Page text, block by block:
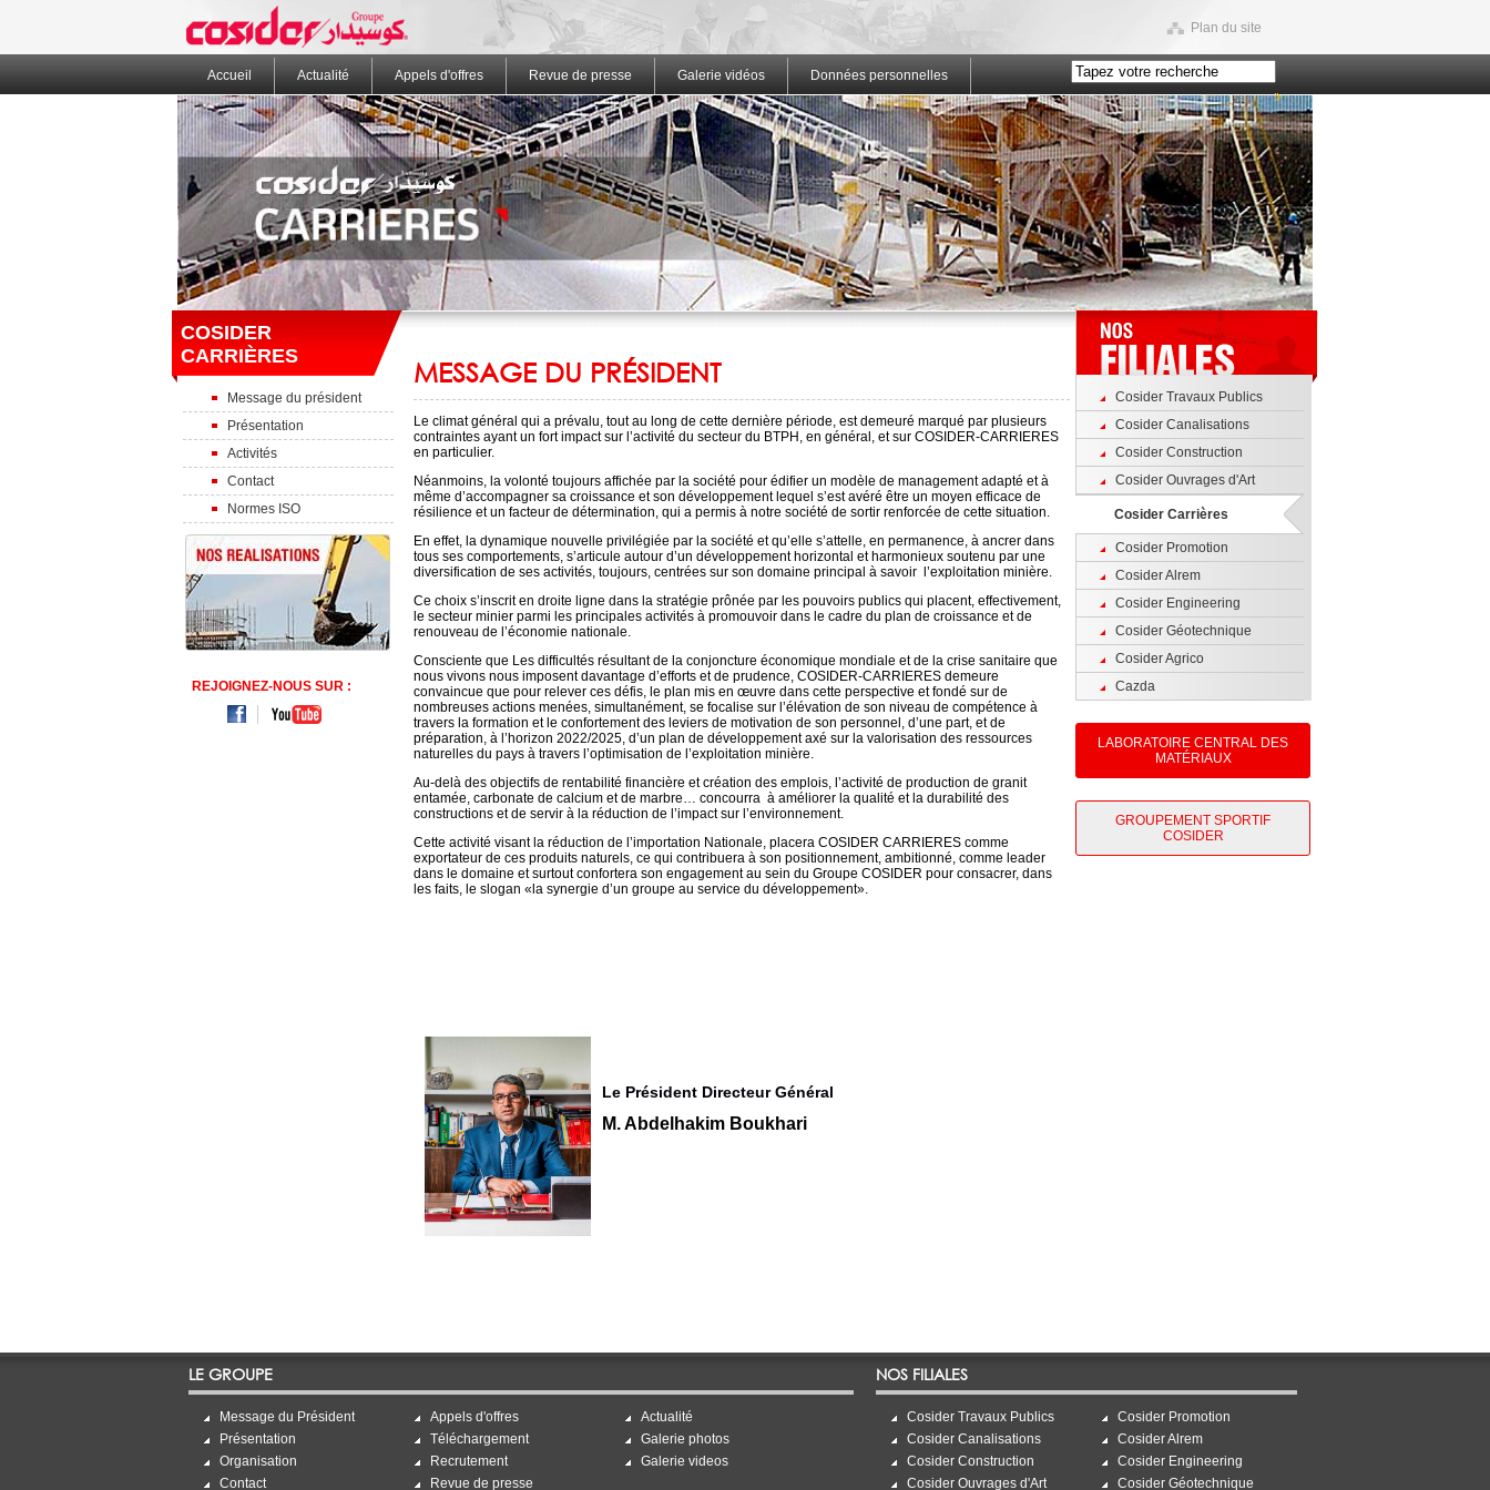
Plan du site
Accueil Actualité Appels d'offres Revue de presse Galerie vidéos Données personnelles
COSIDER
CARRIÈRES
Message du président
Présentation
Activités
Contact
Normes ISO
REJOIGNEZ-NOUS SUR :
MESSAGE DU PRÉSIDENT
Le climat général qui a prévalu, tout au long de cette dernière période, est demeuré marqué par plusieurs
contraintes ayant un fort impact sur l’activité du secteur du BTPH, en général, et sur COSIDER-CARRIERES
en particulier.
Néanmoins, la volonté toujours affichée par la société pour édifier un modèle de management adapté et à
même d’accompagner sa croissance et son développement lequel s’est avéré être un moyen efficace de
résilience et un facteur de détermination, qui a permis à notre société de sortir renforcée de cette situation.
En effet, la dynamique nouvelle privilégiée par la société et qu’elle s’attelle, en permanence, à ancrer dans
tous ses comportements, s’articule autour d’un développement horizontal et harmonieux soutenu par une
diversification de ses activités, toujours, centrées sur son domaine principal à savoir l’exploitation minière.
Ce choix s’inscrit en droite ligne dans la stratégie prônée par les pouvoirs publics qui placent, effectivement,
le secteur minier parmi les principales activités à promouvoir dans le cadre du plan de croissance et de
renouveau de l’économie nationale.
Consciente que Les difficultés résultant de la conjoncture économique mondiale et de la crise sanitaire que
nous vivons nous imposent davantage d’efforts et de prudence, COSIDER-CARRIERES demeure
convaincue que pour relever ces défis, le plan mis en œuvre dans cette perspective et fondé sur de
nombreuses actions menées, simultanément, se focalise sur l’élévation de son niveau de compétence à
travers la formation et le confortement des leviers de motivation de son personnel, d’une part, et de
préparation, à l’horizon 2022/2025, d’un plan de développement axé sur la valorisation des ressources
naturelles du pays à travers l’optimisation de l’exploitation minière.
Au-delà des objectifs de rentabilité financière et création des emplois, l’activité de production de granit
entamée, carbonate de calcium et de marbre… concourra à améliorer la qualité et la durabilité des
constructions et de servir à la réduction de l’impact sur l’environnement.
Cette activité visant la réduction de l’importation Nationale, placera COSIDER CARRIERES comme
exportateur de ces produits naturels, ce qui contribuera à son positionnement, ambitionné, comme leader
dans le domaine et surtout confortera son engagement au sein du Groupe COSIDER pour consacrer, dans
les faits, le slogan «la synergie d’un groupe au service du développement».
Le Président Directeur Général
M. Abdelhakim Boukhari
Cosider Travaux Publics
Cosider Canalisations
Cosider Construction
Cosider Ouvrages d'Art
Cosider Carrières
Cosider Promotion
Cosider Alrem
Cosider Engineering
Cosider Géotechnique
Cosider Agrico
Cazda
LABORATOIRE CENTRAL DES
MATÉRIAUX
GROUPEMENT SPORTIF
COSIDER
LE GROUPE
Message du Président
Présentation
Organisation
Contact
Appels d'offres
Téléchargement
Recrutement
Revue de presse
Actualité
Galerie photos
Galerie videos
NOS FILIALES
Cosider Travaux Publics
Cosider Canalisations
Cosider Construction
Cosider Ouvrages d'Art
Cosider Promotion
Cosider Alrem
Cosider Engineering
Cosider Géotechnique